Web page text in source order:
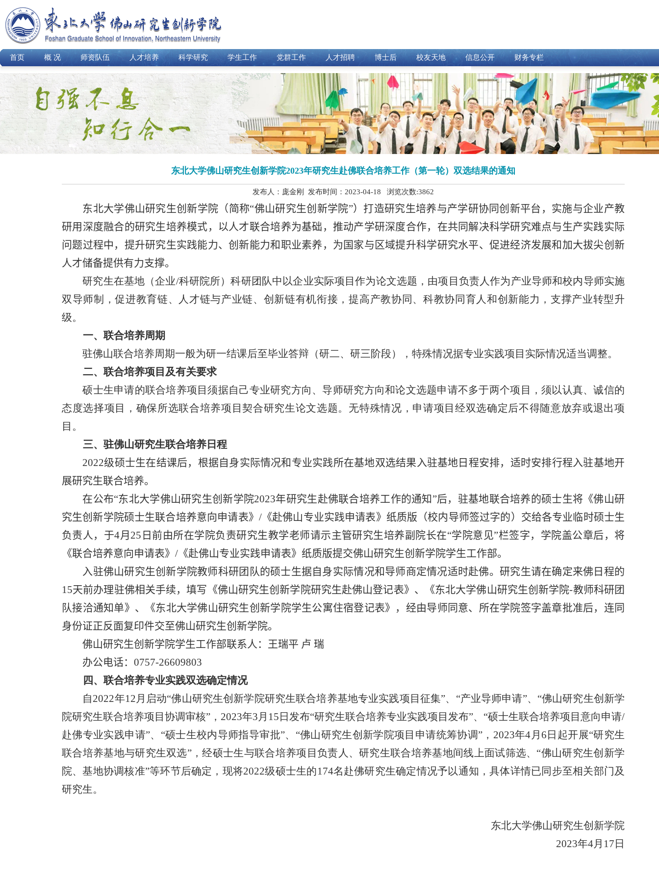
首页 概 况 师资队伍 人才培养 科学研究 学生工作 党群工作 人才招聘 博士后 校友天地 信息公开 财务专栏
东北大学佛山研究生创新学院2023年研究生赴佛联合培养工作（第一轮）双选结果的通知
发布人：庞金刚 发布时间：2023-04-18 浏览次数:3862
东北大学佛山研究生创新学院（简称“佛山研究生创新学院”）打造研究生培养与产学研协同创新平台，实施与企业产教
研用深度融合的研究生培养模式，以人才联合培养为基础，推动产学研深度合作，在共同解决科学研究难点与生产实践实际
问题过程中，提升研究生实践能力、创新能力和职业素养，为国家与区域提升科学研究水平、促进经济发展和加大拔尖创新
人才储备提供有力支撑。
研究生在基地（企业/科研院所）科研团队中以企业实际项目作为论文选题，由项目负责人作为产业导师和校内导师实施
双导师制，促进教育链、人才链与产业链、创新链有机衔接，提高产教协同、科教协同育人和创新能力，支撑产业转型升
级。
一、联合培养周期
驻佛山联合培养周期一般为研一结课后至毕业答辩（研二、研三阶段），特殊情况据专业实践项目实际情况适当调整。
二、联合培养项目及有关要求
硕士生申请的联合培养项目须据自己专业研究方向、导师研究方向和论文选题申请不多于两个项目，须以认真、诚信的
态度选择项目，确保所选联合培养项目契合研究生论文选题。无特殊情况，申请项目经双选确定后不得随意放弃或退出项
目。
三、驻佛山研究生联合培养日程
2022级硕士生在结课后，根据自身实际情况和专业实践所在基地双选结果入驻基地日程安排，适时安排行程入驻基地开
展研究生联合培养。
在公布“东北大学佛山研究生创新学院2023年研究生赴佛联合培养工作的通知”后，驻基地联合培养的硕士生将《佛山研
究生创新学院硕士生联合培养意向申请表》/《赴佛山专业实践申请表》纸质版（校内导师签过字的）交给各专业临时硕士生
负责人，于4月25日前由所在学院负责研究生教学老师请示主管研究生培养副院长在“学院意见”栏签字，学院盖公章后，将
《联合培养意向申请表》/《赴佛山专业实践申请表》纸质版提交佛山研究生创新学院学生工作部。
入驻佛山研究生创新学院教师科研团队的硕士生据自身实际情况和导师商定情况适时赴佛。研究生请在确定来佛日程的
15天前办理驻佛相关手续，填写《佛山研究生创新学院研究生赴佛山登记表》、《东北大学佛山研究生创新学院-教师科研团
队接洽通知单》、《东北大学佛山研究生创新学院学生公寓住宿登记表》，经由导师同意、所在学院签字盖章批准后，连同
身份证正反面复印件交至佛山研究生创新学院。
佛山研究生创新学院学生工作部联系人：王瑞平 卢 瑞
办公电话：0757-26609803
四、联合培养专业实践双选确定情况
自2022年12月启动“佛山研究生创新学院研究生联合培养基地专业实践项目征集”、“产业导师申请”、“佛山研究生创新学
院研究生联合培养项目协调审核”，2023年3月15日发布“研究生联合培养专业实践项目发布”、“硕士生联合培养项目意向申请/
赴佛专业实践申请”、“硕士生校内导师指导审批”、“佛山研究生创新学院项目申请统筹协调”，2023年4月6日起开展“研究生
联合培养基地与研究生双选”，经硕士生与联合培养项目负责人、研究生联合培养基地间线上面试筛选、“佛山研究生创新学
院、基地协调核准”等环节后确定，现将2022级硕士生的174名赴佛研究生确定情况予以通知，具体详情已同步至相关部门及
研究生。
东北大学佛山研究生创新学院
2023年4月17日